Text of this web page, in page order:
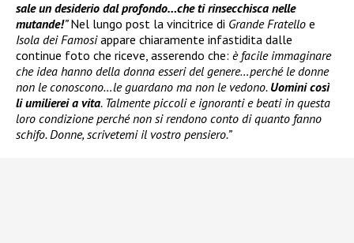
sale un desiderio dal profondo…che ti rinsecchisca nelle
mutande!”Nel lungo post la vincitrice di Grande Fratello e
Isola dei Famosiappare chiaramente infastidita dalle
continue foto che riceve, asserendo che: è facile immaginare
che idea hanno della donna esseri del genere…perché le donne
non le conoscono…le guardano ma non le vedono. Uomini così
li umilierei a vita. Talmente piccoli e ignoranti e beati in questa
loro condizione perché non si rendono conto di quanto fanno
schifo. Donne, scrivetemi il vostro pensiero.”